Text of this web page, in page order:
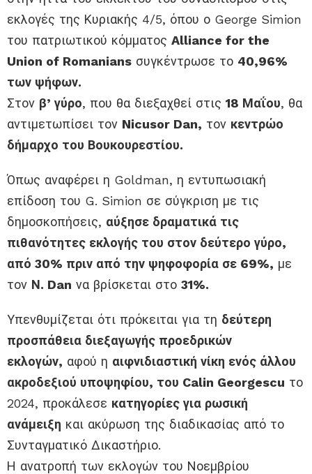
εκλογές της Κυριακής 4/5, όπου ο George Simion
του πατριωτικού κόμματος Alliance for the
Union of Romanians συγκέντρωσε το 40,96%
των ψήφων.
Στον β’ γύρο, που θα διεξαχθεί στις 18 Μαΐου, θα
αντιμετωπίσει τον Nicusor Dan, τον κεντρώο
δήμαρχο του Βουκουρεστίου.
Όπως αναφέρει η Goldman, η εντυπωσιακή
επίδοση του G. Simion σε σύγκριση με τις
δημοσκοπήσεις, αύξησε δραματικά τις
πιθανότητες εκλογής του στον δεύτερο γύρο,
από 30% πριν από την ψηφοφορία σε 69%, με
τον Ν. Dan να βρίσκεται στο 31%.
Υπενθυμίζεται ότι πρόκειται για τη δεύτερη
προσπάθεια διεξαγωγής προεδρικών
εκλογών, αφού η αιφνιδιαστική νίκη ενός άλλου
ακροδεξιού υποψηφίου, του Calin Georgescu το
2024, προκάλεσε κατηγορίες για ρωσική
ανάμειξη και ακύρωση της διαδικασίας από το
Συνταγματικό Δικαστήριο.
Η ανατροπή των εκλογών του Νοεμβρίου